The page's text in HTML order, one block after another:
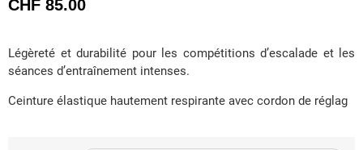
CHF 85.00
Légèreté et durabilité pour les compétitions d’escalade et les
séances d’entraînement intenses.
Ceinture élastique hautement respirante avec cordon de réglag